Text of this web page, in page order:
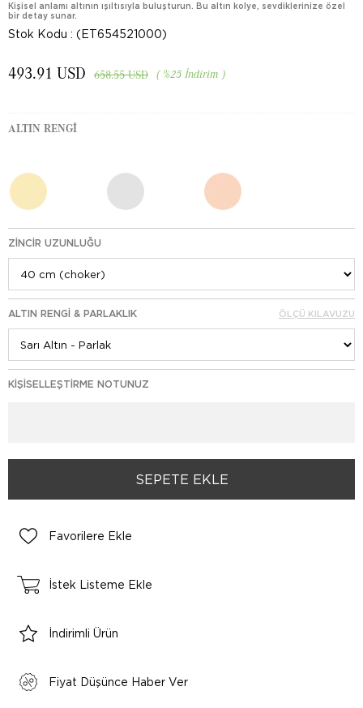
Kişisel anlamı altının ışıltısıyla buluşturun. Bu altın kolye, sevdiklerinize özel
bir detay sunar.
Stok Kodu (ET654521000)
%25 İndirim
658.55 USD
493.91 USD
ALTIN RENGI
ZINCIR UZUNLUĞU
ALTIN RENGI & PARLAKLIK ÖLÇÜ KILAVUZU
KIŞISELLEŞTIRME NOTUNUZ
Favorilere Ekle
İstek Listeme Ekle
İndirimli Ürün
Fiyat Düşünce Haber Ver